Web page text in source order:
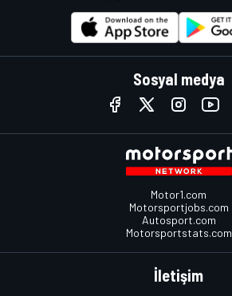
Sosyal medya
Motor1.com
Motorsportjobs.com
Autosport.com
Motorsportstats.com
İletişim